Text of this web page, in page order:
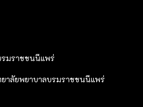
มราชชนนีแพร่
าลัยพยาบาลบรมราชชนนีแพร่